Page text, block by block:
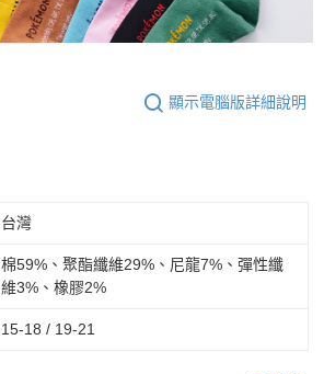
顯示電腦版詳細說明
台灣
棉59%、聚酯纖維29%、尼龍7%、彈性纖
維3%、橡膠2%
15-18 / 19-21